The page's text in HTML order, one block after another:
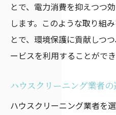
福井県内で特に優
利用者が感じる効
時間と労力の節約
福井県のハウスクリー
イント
とで、電力消費を抑えつつ
します。このような取り組
とで、環境保護に貢献しつ
ービスを利用することができ
ハウスクリーニング業者
ハウスクリーニング業者を